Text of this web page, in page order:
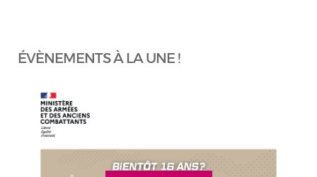
ÉVÈNEMENTS À LA UNE !